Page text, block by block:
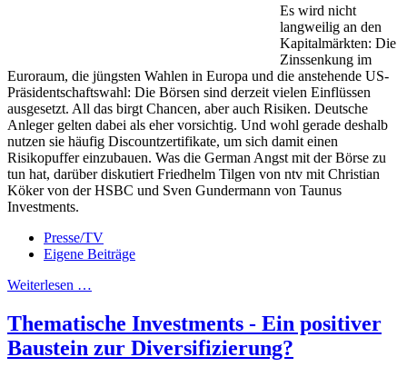
Es wird nicht
langweilig an den
Kapitalmärkten: Die
Zinssenkung im
Euroraum, die jüngsten Wahlen in Europa und die anstehende US-
Präsidentschaftswahl: Die Börsen sind derzeit vielen Einflüssen
ausgesetzt. All das birgt Chancen, aber auch Risiken. Deutsche
Anleger gelten dabei als eher vorsichtig. Und wohl gerade deshalb
nutzen sie häufig Discountzertifikate, um sich damit einen
Risikopuffer einzubauen. Was die German Angst mit der Börse zu
tun hat, darüber diskutiert Friedhelm Tilgen von ntv mit Christian
Köker von der HSBC und Sven Gundermann von Taunus
Investments.
Presse/TV
Eigene Beiträge
Weiterlesen …
Thematische Investments - Ein positiver
Baustein zur Diversifizierung?